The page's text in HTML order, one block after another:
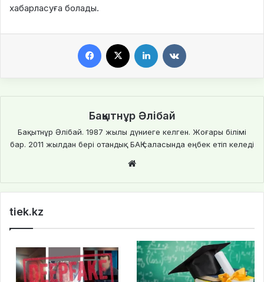
хабарласуға болады.
Facebook LinkedIn
Бақытнұр Әлібай
Бақытнұр Әлібай. 1987 жылы дүниеге келген. Жоғары білімі
бар. 2011 жылдан бері отандық БАҚ саласында еңбек етіп келеді
tiek.kz